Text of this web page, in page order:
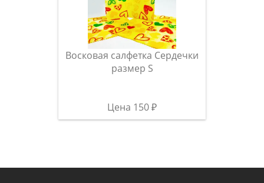
Восковая салфетка Сердечки
размер S
Цена 150 ₽